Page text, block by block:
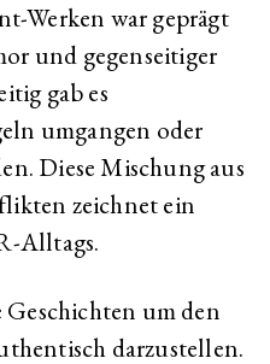
Werken war geprägt
und gegenseitiger
gab es
umgangen oder
Diese Mischung aus
zeichnet ein
Alltags.
Geschichten um den
darzustellen.